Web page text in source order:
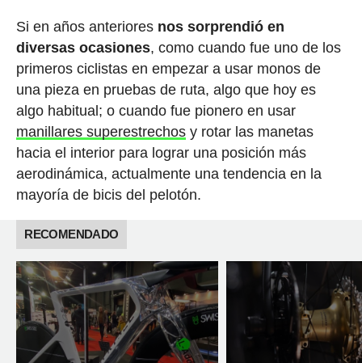
Si en años anteriores nos sorprendió en
diversas ocasiones, como cuando fue uno de los
primeros ciclistas en empezar a usar monos de
una pieza en pruebas de ruta, algo que hoy es
algo habitual; o cuando fue pionero en usar
manillares superestrechosy rotar las manetas
hacia el interior para lograr una posición más
aerodinámica, actualmente una tendencia en la
mayoría de bicis del pelotón.
RECOMENDADO